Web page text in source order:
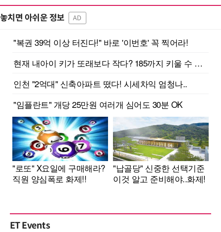
놓치면 아쉬운 정보 AD
ET Events